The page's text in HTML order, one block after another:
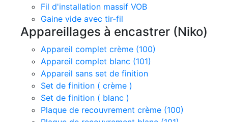
Fil d'installation massif VOB
Gaine vide avec tir-fil
Appareillages à encastrer (Niko)
Appareil complet crème (100)
Appareil complet blanc (101)
Appareil sans set de finition
Set de finition ( crème )
Set de finition ( blanc )
Plaque de recouvrement crème (100)